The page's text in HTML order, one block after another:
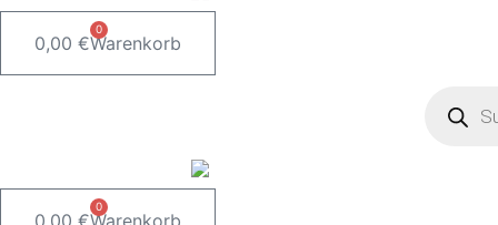
0,00 €
0
Warenkorb
0,00 €
0
Warenkorb